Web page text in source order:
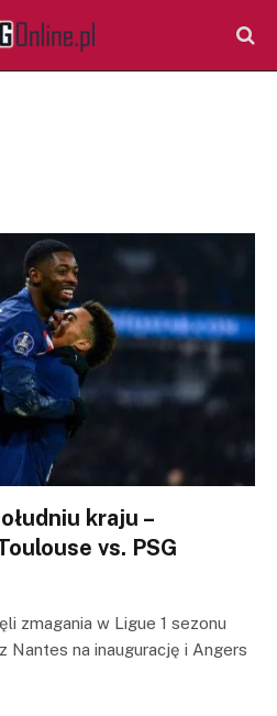
kraju –
vs. PSG
zmagania w Ligue 1 sezonu
Nantes na inaugurację i Angers